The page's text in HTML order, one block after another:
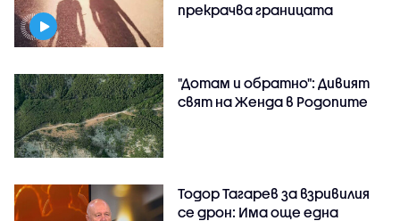
прекрачва границата
"Дотам и обратно": Дивият
свят на Женда в Родопите
Тодор Тагарев за взривилия
се дрон: Има още една